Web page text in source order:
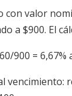
valor
a $900. El
900 = 6,67%
vencimiento: